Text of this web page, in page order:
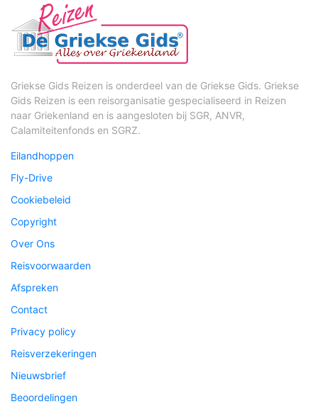
Griekse Gids Reizen is onderdeel van de Griekse Gids. Griekse
Gids Reizen is een reisorganisatie gespecialiseerd in Reizen
naar Griekenland en is aangesloten bij SGR, ANVR,
Calamiteitenfonds en SGRZ.
Eilandhoppen
Fly-Drive
Cookiebeleid
Copyright
Over Ons
Reisvoorwaarden
Afspreken
Contact
Privacy policy
Reisverzekeringen
Nieuwsbrief
Beoordelingen